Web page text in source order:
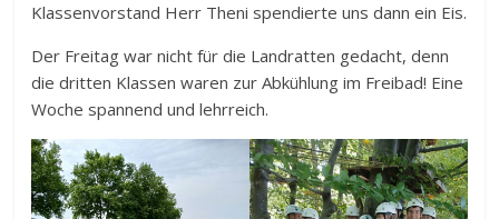
Klassenvorstand Herr Theni spendierte uns dann ein Eis.
Der Freitag war nicht für die Landratten gedacht, denn
die dritten Klassen waren zur Abkühlung im Freibad! Eine
Woche spannend und lehrreich.